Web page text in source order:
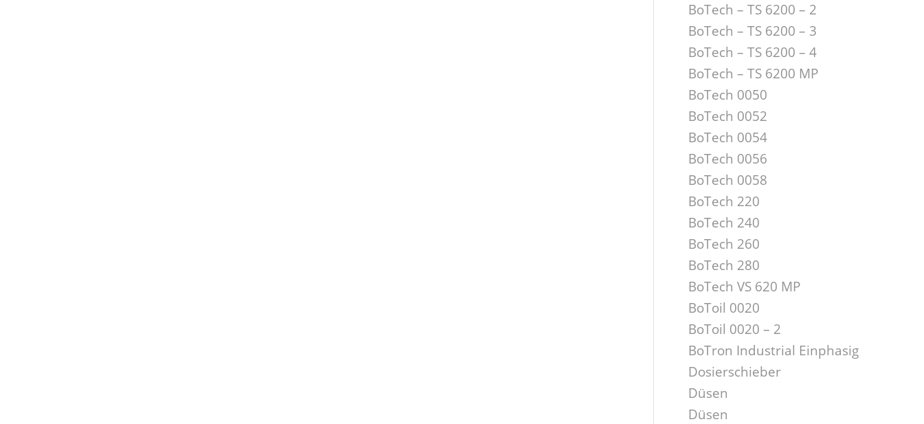
BoTech – TS 6200 – 2
BoTech – TS 6200 – 3
BoTech – TS 6200 – 4
BoTech – TS 6200 MP
BoTech 0050
BoTech 0052
BoTech 0054
BoTech 0056
BoTech 0058
BoTech 220
BoTech 240
BoTech 260
BoTech 280
BoTech VS 620 MP
BoToil 0020
BoToil 0020 – 2
BoTron Industrial Einphasig
Dosierschieber
Düsen
Düsen